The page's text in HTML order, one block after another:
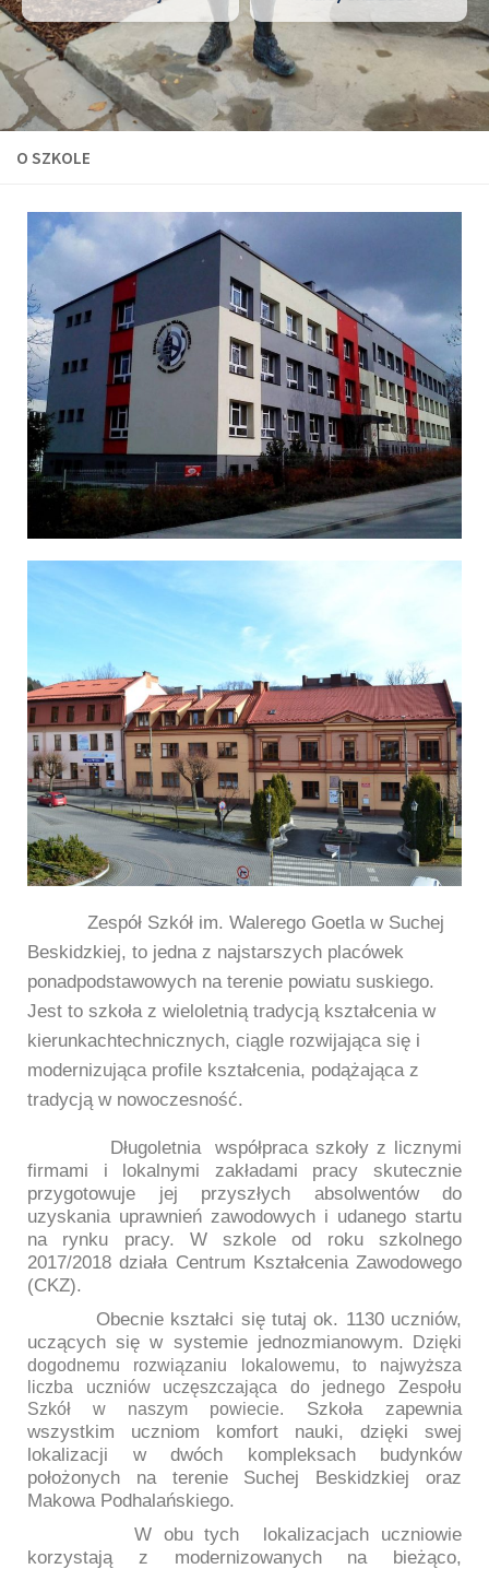
O SZKOLE
Zespół Szkół im. Walerego Goetla w Suchej
Beskidzkiej, to jedna z najstarszych placówek
ponadpodstawowych na terenie powiatu suskiego.
Jest to szkoła z wieloletnią tradycją kształcenia w
kierunkachtechnicznych, ciągle rozwijająca się i
modernizująca profile kształcenia, podążająca z
tradycją w nowoczesność.
Długoletnia
współpraca szkoły z licznymi
firmami i lokalnymi zakładami pracy skutecznie
przygotowuje jej przyszłych absolwentów do
uzyskania uprawnień zawodowych i udanego startu
na rynku pracy. W szkole od roku szkolnego
2017/2018 działa Centrum Kształcenia Zawodowego
(CKZ).
Obecnie kształci się tutaj ok. 1130 uczniów,
uczących się w systemie jednozmianowym.
Dzięki
dogodnemu rozwiązaniu lokalowemu, to najwyższa
liczba uczniów uczęszczająca do jednego Zespołu
Szkół w naszym powiecie.
Szkoła zapewnia
wszystkim uczniom komfort nauki, dzięki swej
lokalizacji w dwóch kompleksach budynków
położonych na terenie Suchej Beskidzkiej oraz
Makowa Podhalańskiego.
W obu tych lokalizacjach uczniowie
korzystają z modernizowanych na bieżąco,